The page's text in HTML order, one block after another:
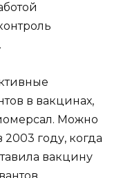
в вакцинах,
Можно
2003 году, когда
вакцину